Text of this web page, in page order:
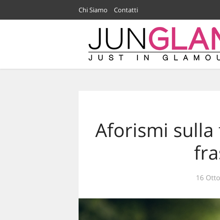
Chi Siamo Contatti
Aforismi sulla
16